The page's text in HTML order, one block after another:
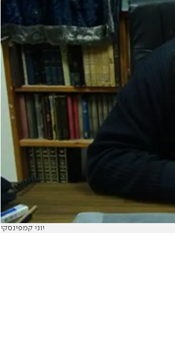
יוני קמפינסקי